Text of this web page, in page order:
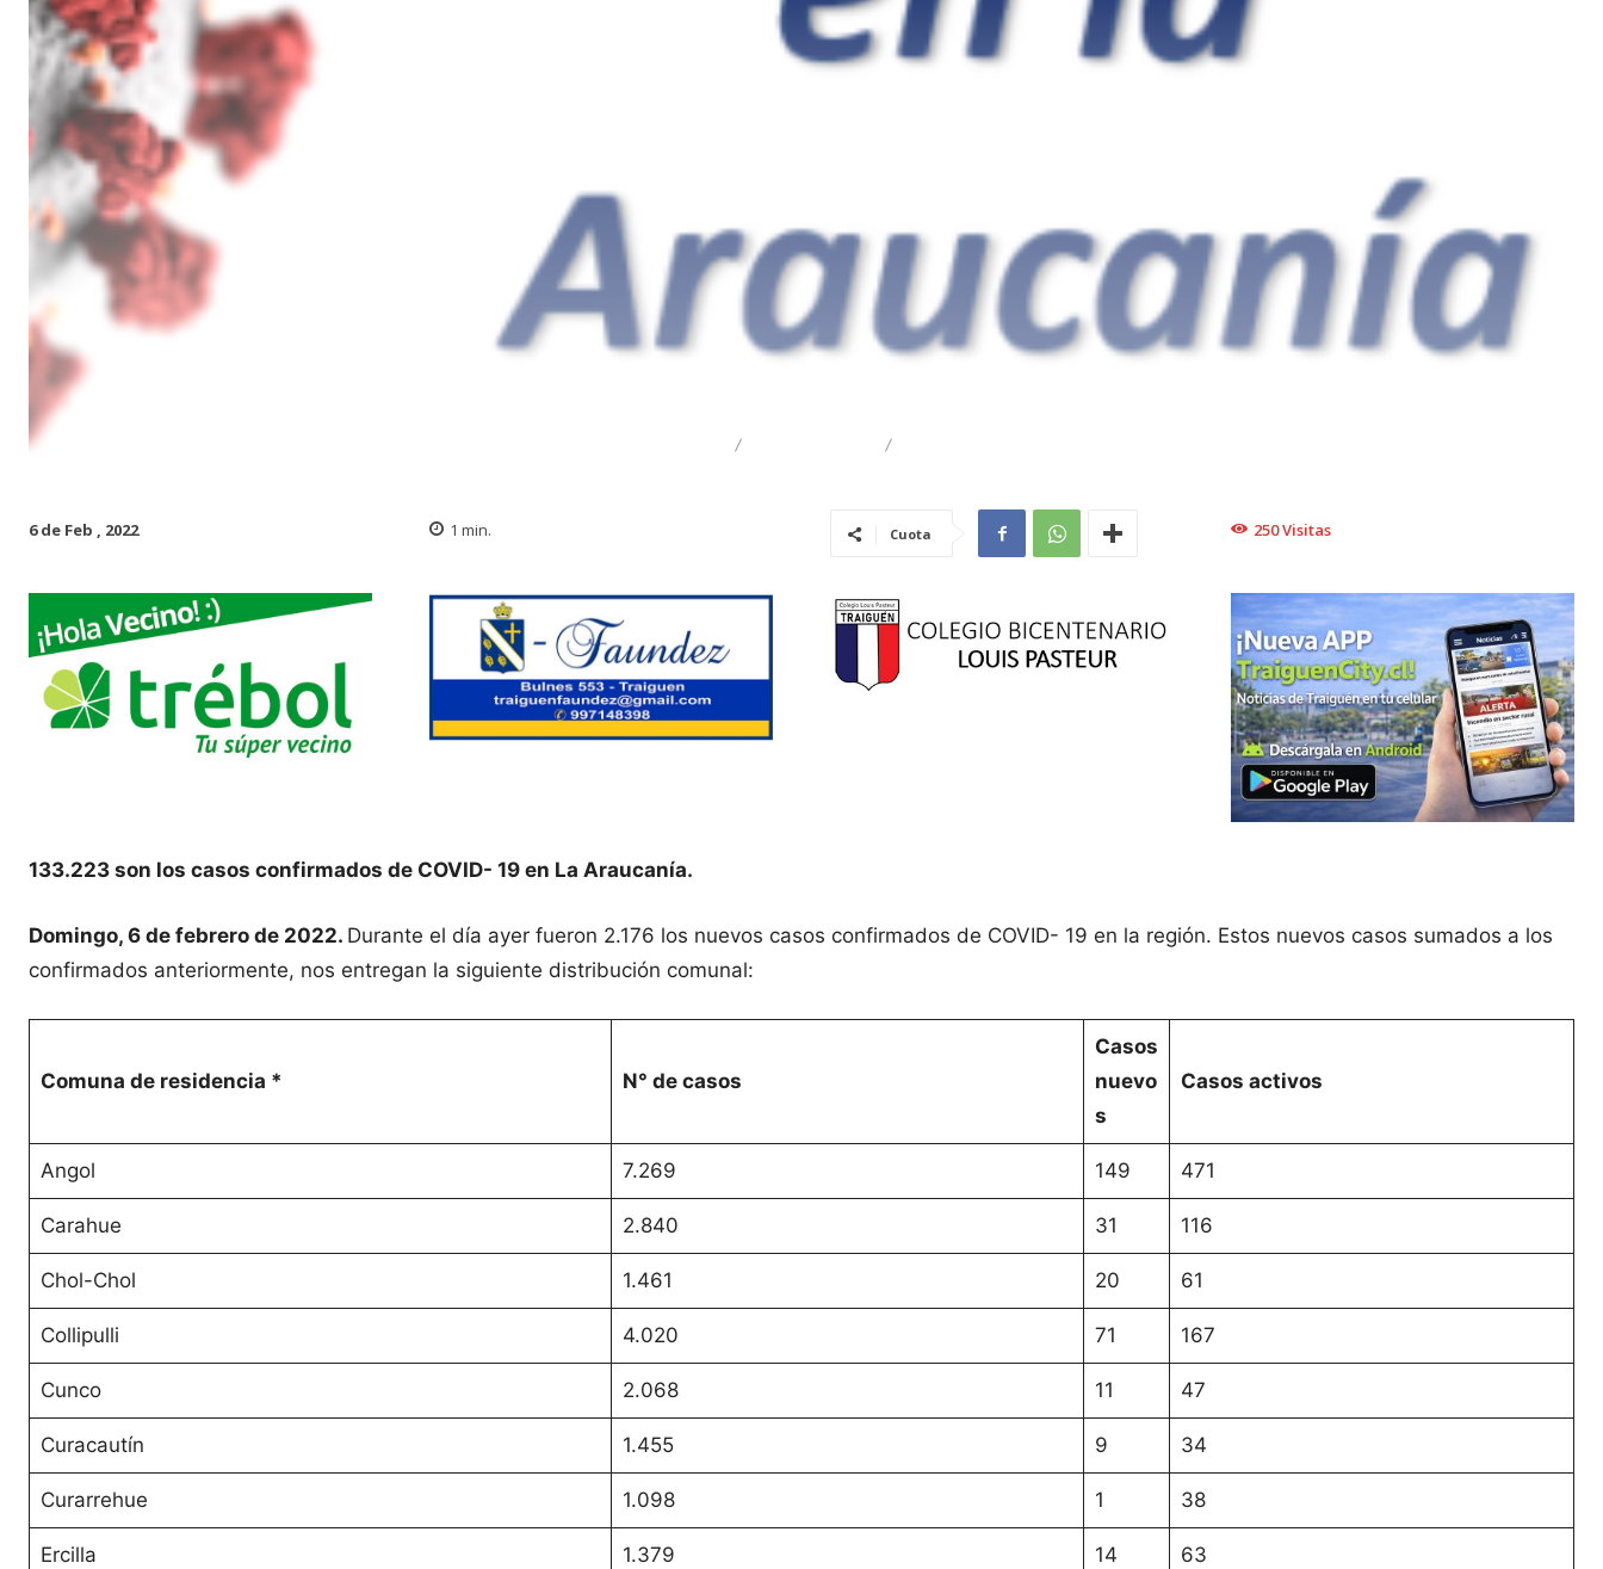
6 de Feb , 2022 1 min. Cuota 250Visitas
133.223 son los casos confirmados de COVID- 19 en La Araucanía.
Domingo, 6 de febrero de 2022. Durante el día ayer fueron 2.176 los nuevos casos confirmados de COVID- 19 en la región. Estos nuevos casos sumados a los
confirmados anteriormente, nos entregan la siguiente distribución comunal:
Comuna de residencia * N° de casos
Casos
nuevo
s
Casos activos
Angol 7.269 149 471
Carahue 2.840 31 116
Chol-Chol 1.461 20 61
Collipulli 4.020 71 167
Cunco 2.068 11 47
Curacautín 1.455 9 34
Curarrehue 1.098 1 38
Ercilla 1.379 14 63